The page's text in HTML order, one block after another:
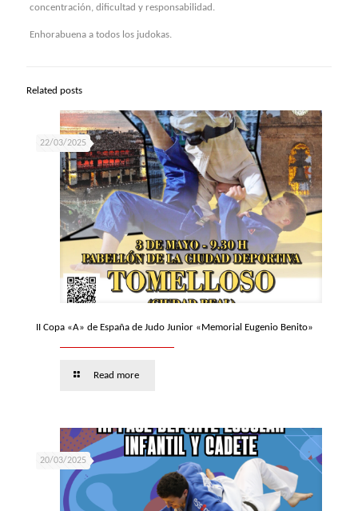
concentración, dificultad y responsabilidad.
Enhorabuena a todos los judokas.
Related posts
22/03/2025
II Copa «A» de España de Judo Junior «Memorial Eugenio Benito»
Read more
20/03/2025